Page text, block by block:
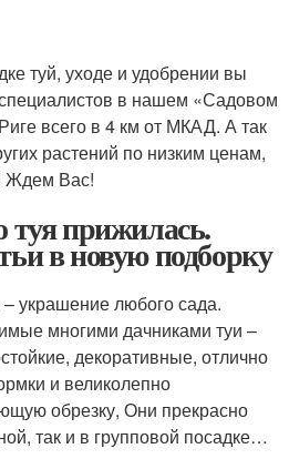
туй, уходе и удобрении вы
в нашем «Садовом
всего в 4 км от МКАД. А так
растений по низким ценам,
Ждем Вас!
туя прижилась.
в новую подборку
украшение любого сада.
многими дачниками туи –
декоративные, отлично
и великолепно
обрезку, Они прекрасно
так и в групповой посадке…